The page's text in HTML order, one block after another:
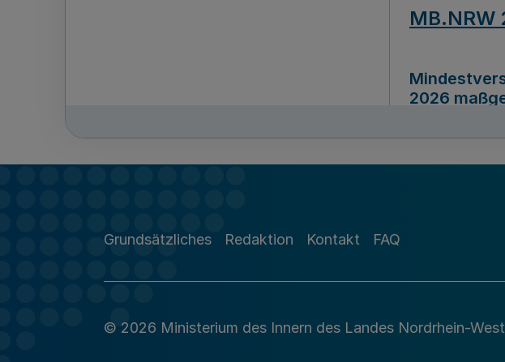
MB.NRW
2026
Richtlinie
Grundsätzliches Redaktion Kontakt FAQ
© 2026 Ministerium des Innern des Landes Nordrhein-